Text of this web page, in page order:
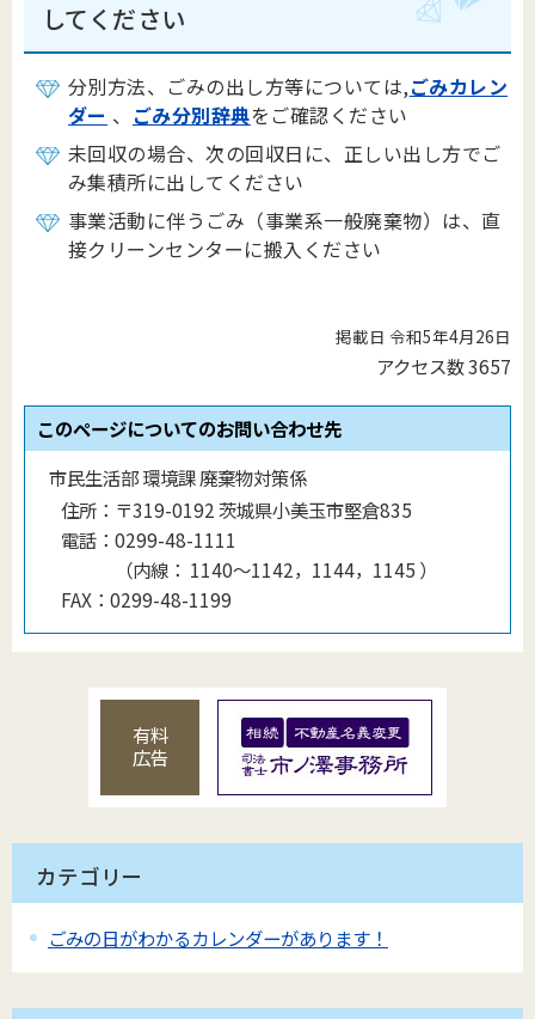
してください
分別方法、ごみの出し方等については,ごみカレン
ダー 、 ごみ分別辞典をご確認ください
未回収の場合、次の回収日に、正しい出し方でご
み集積所に出してください
事業活動に伴うごみ（事業系一般廃棄物）は、直
接クリーンセンターに搬入ください
掲載日 令和5年4月26日
アクセス数3657
このページについてのお問い合わせ先
市民生活部 環境課 廃棄物対策係
住所： 〒319-0192 茨城県小美玉市堅倉835
電話： 0299-48-1111
（内線 ： 1140〜1142，1144，1145 ）
FAX： 0299-48-1199
有料
広告
カテゴリー
ごみの日がわかるカレンダーがあります！